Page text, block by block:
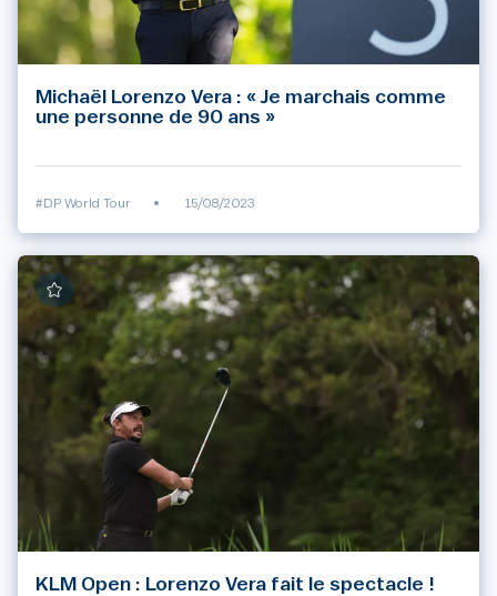
Michaël Lorenzo Vera : « Je marchais comme
une personne de 90 ans »
#DP World Tour • 15/08/2023
KLM Open : Lorenzo Vera fait le spectacle !